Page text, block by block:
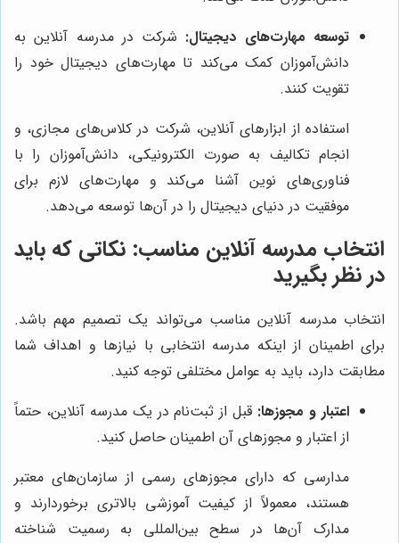
توسعه مهارت‌های دیجیتال: شرکت در مدرسه آنلاین به
دانش‌آموزان کمک می‌کند تا مهارت‌های دیجیتال خود را
تقویت کنند.
استفاده از ابزارهای آنلاین، شرکت در کلاس‌های مجازی، و
انجام تکالیف به صورت الکترونیکی، دانش‌آموزان را با
فناوری‌های نوین آشنا می‌کند و مهارت‌های لازم برای
موفقیت در دنیای دیجیتال را در آن‌ها توسعه می‌دهد.
انتخاب مدرسه آنلاین مناسب: نکاتی که باید
در نظر بگیرید
انتخاب مدرسه آنلاین مناسب می‌تواند یک تصمیم مهم باشد.
برای اطمینان از اینکه مدرسه انتخابی با نیازها و اهداف شما
مطابقت دارد، باید به عوامل مختلفی توجه کنید.
اعتبار و مجوزها: قبل از ثبت‌نام در یک مدرسه آنلاین، حتماً
از اعتبار و مجوزهای آن اطمینان حاصل کنید.
مدارسی که دارای مجوزهای رسمی از سازمان‌های معتبر
هستند، معمولاً از کیفیت آموزشی بالاتری برخوردارند و
مدارک آن‌ها در سطح بین‌المللی به رسمیت شناخته